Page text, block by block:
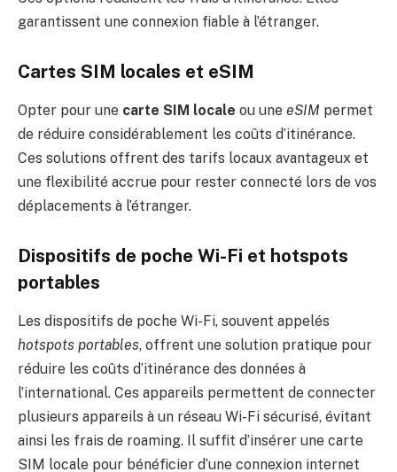
garantissent une connexion fiable à l’étranger.
Cartes SIM locales et eSIM
Opter pour une carte SIM locale ou une eSIM permet
de réduire considérablement les coûts d’itinérance.
Ces solutions offrent des tarifs locaux avantageux et
une flexibilité accrue pour rester connecté lors de vos
déplacements à l’étranger.
Dispositifs de poche Wi-Fi et hotspots
portables
Les dispositifs de poche Wi-Fi, souvent appelés
hotspots portables, offrent une solution pratique pour
réduire les coûts d’itinérance des données à
l’international. Ces appareils permettent de connecter
plusieurs appareils à un réseau Wi-Fi sécurisé, évitant
ainsi les frais de roaming. Il suffit d’insérer une carte
SIM locale pour bénéficier d’une connexion internet